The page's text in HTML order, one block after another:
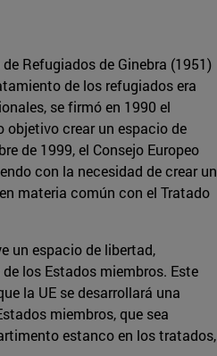
Refugiados de Ginebra (1951)
de los refugiados era
se firmó en 1990 el
objetivo crear un espacio de
de 1999, el Consejo Europeo
con la necesidad de crear un
materia común con el Tratado
un espacio de libertad,
los Estados miembros. Este
la UE se desarrollará una
miembros, que sea
estanco en los tratados,